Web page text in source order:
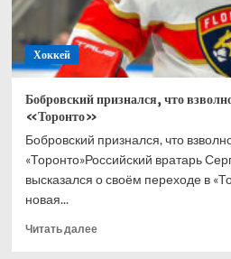
Хоккей
Бобровский признался, что
«Торонто»
Бобровский признался, что
«Торонто»Российский вратарь
высказался о своём переходе в
новая...
Читать далееПрочитать